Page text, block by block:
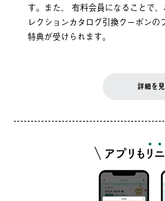
す。また、 有料会員になることで
レクションカタログ引換クーポン
特典が受けられます。
詳細を